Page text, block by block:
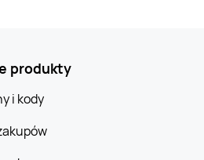
produkty
i kody